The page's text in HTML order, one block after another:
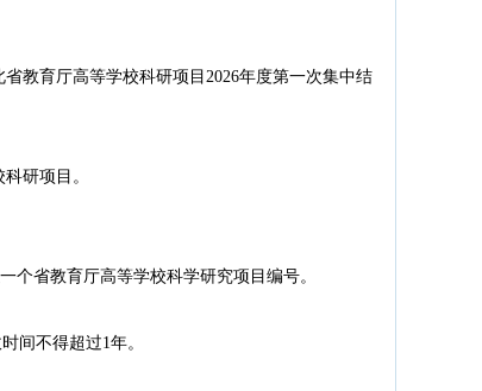
教育厅高等学校科研项目2026年度第一次集中结
研项目。
个省教育厅高等学校科学研究项目编号。
间不得超过1年。